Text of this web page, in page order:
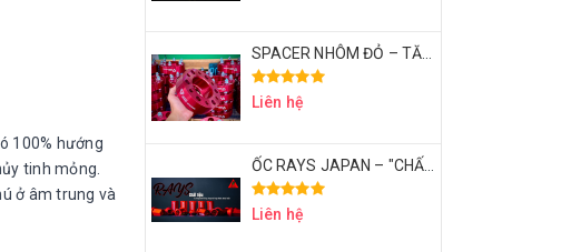
100% hướng
tinh mỏng.
ở âm trung và
Liên hệ
Liên hệ